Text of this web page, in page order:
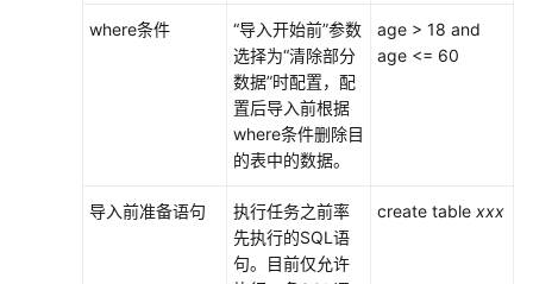
where条件
“导入开始前”参数
选择为“清除部分
数据”时配置，配
置后导入前根据
where条件删除目
的表中的数据。
age > 18 and
age <= 60
导入前准备语句
执行任务之前率
先执行的SQL语
句。目前仅允许
create table xxx